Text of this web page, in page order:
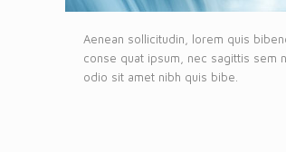
Aenean sollicitudin, lorem quis
conse quat ipsum, nec sagittis sem
odio sit amet nibh quis bibe.